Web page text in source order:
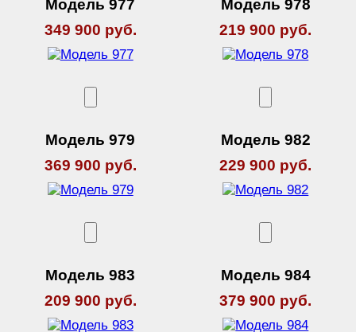
Модель 977
349 900 руб.
Модель 978
219 900 руб.
Модель 979
369 900 руб.
Модель 982
229 900 руб.
Модель 983
209 900 руб.
Модель 984
379 900 руб.